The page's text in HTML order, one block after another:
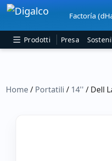
Navigazione
Factoría
Prodotti Presa
Home/ Portatili / 14'' / Dell